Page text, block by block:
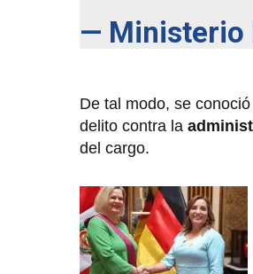
— Ministerio
De tal modo, se
delito contra la
del cargo.